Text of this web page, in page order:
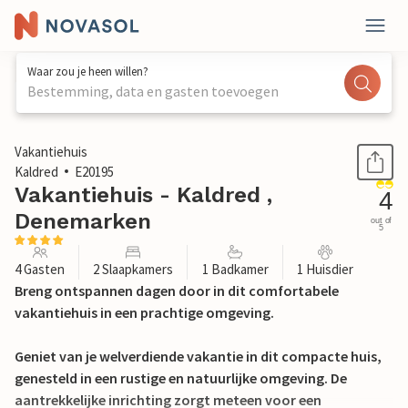
Waar zou je heen willen?
Bestemming, data en gasten toevoegen
1 / 15
Vakantiehuis
Kaldred
E20195
Vakantiehuis - Kaldred ,
Denemarken
4
out of
5
4 Gasten 2 Slaapkamers 1 Badkamer 1 Huisdier
Breng ontspannen dagen door in dit comfortabele
vakantiehuis in een prachtige omgeving.
Geniet van je welverdiende vakantie in dit compacte huis,
genesteld in een rustige en natuurlijke omgeving. De
aantrekkelijke inrichting zorgt meteen voor een